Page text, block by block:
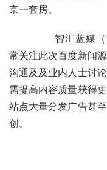
京一套房。
常关注此次百度新闻
沟通及及业内人士讨论
需提高内容质量获得
站点大量分发广告甚
创。